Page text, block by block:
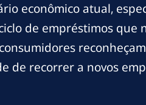
econômico atual,
de empréstimos
de recorrer a novos